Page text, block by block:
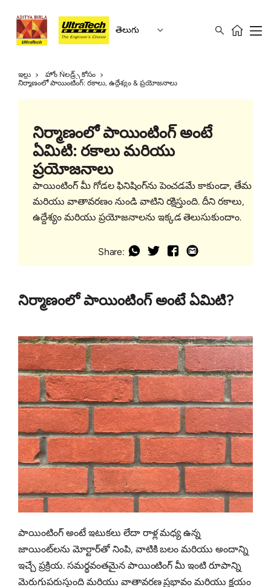
తెలుగు
ఇల్లు
హోం Ǹలడ్ర్స్ కోసం
నిర్మాణంలో పాయింటింగ్: రకాలు, ఉద్దేశ్యం & ప్రయోజనాలు
నిర్మాణంలో పాయింటింగ్ అంటే
ఏమిటి: రకాలు మరియు
ప్రయోజనాలు
పాయింటింగ్ మీ గోడల ఫినిషింగ్‌ను పెంచడమే కాకుండా, తేమ
మరియు వాతావరణం నుండి వాటిని రక్షిస్తుంది. దీని రకాలు,
ఉద్దేశ్యం మరియు ప్రయోజనాలను ఇక్కడ తెలుసుకుందాం.
Share:
నిర్మాణంలో పాయింటింగ్ అంటే ఏమిటి?
పాయింటింగ్ అంటే ఇటుకలు లేదా రాళ్ల మధ్య ఉన్న
జాయింట్‌లను మోర్టార్‌తో నింపి, వాటికి బలం మరియు అందాన్ని
ఇచ్చే ప్రక్రియ. సమర్థవంతమైన పాయింటింగ్ మీ ఇంటి రూపాన్ని
మెరుగుపరుస్తుంది మరియు వాతావరణ ప్రభావం మరియు క్షయం